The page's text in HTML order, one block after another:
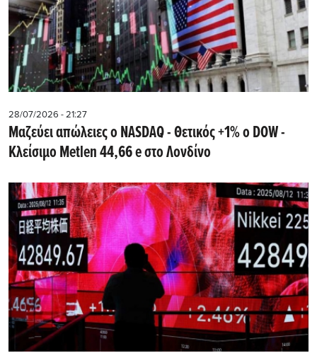
28/07/2026 - 21:27
Μαζεύει απώλειες ο NASDAQ - Θετικός +1% ο DOW -
Kλείσιμο Metlen 44,66 e στο Λονδίνο